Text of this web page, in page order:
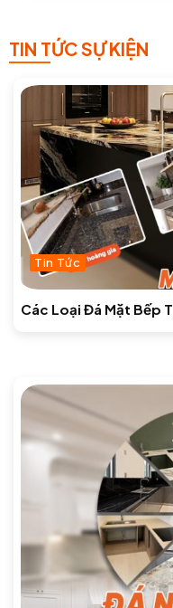
TIN TỨC SỰ KIỆN
Tin Tức
Các Loại Đá Mặt Bếp